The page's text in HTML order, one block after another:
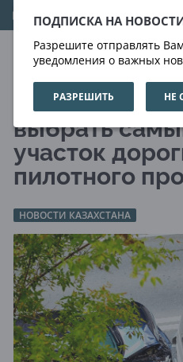
ПОДПИСКА НА
Разрешите отправлять
уведомления о важных
РАЗРЕШИТЬ НЕ
10.08.2026 18:52:45
Алматинцев
выбрать
участок
пилотного
НОВОСТИ КАЗАХСТАНА